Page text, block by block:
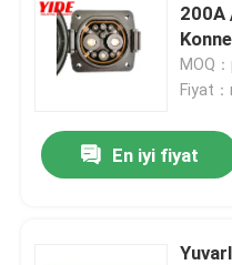
200A
MOQ
Fiyat
En iyi fiyat